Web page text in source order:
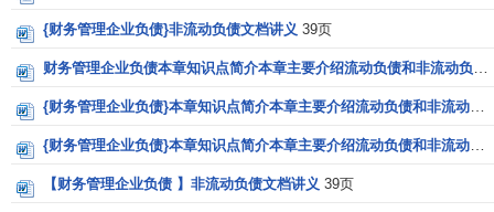
{财务管理企业负债}非流动负债文档讲义 39页
财务管理企业负债本章知识点简介本章主要介绍流动负债和非流动负债的会
{财务管理企业负债}本章知识点简介本章主要介绍流动负债和非流动负债的会
{财务管理企业负债}本章知识点简介本章主要介绍流动负债和非流动负债的会
【财务管理企业负债 】非流动负债文档讲义 39页